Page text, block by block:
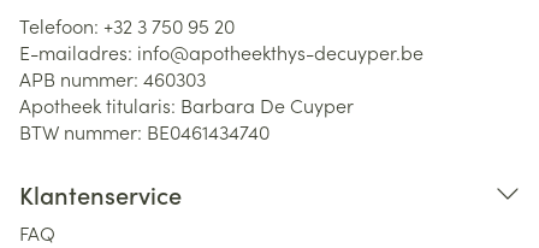
Telefoon: +32 3 750 95 20
E-mailadres: info@apotheekthys-decuyper.be
APB nummer: 460303
Apotheek titularis: Barbara De Cuyper
BTW nummer: BE0461434740
Klantenservice
FAQ